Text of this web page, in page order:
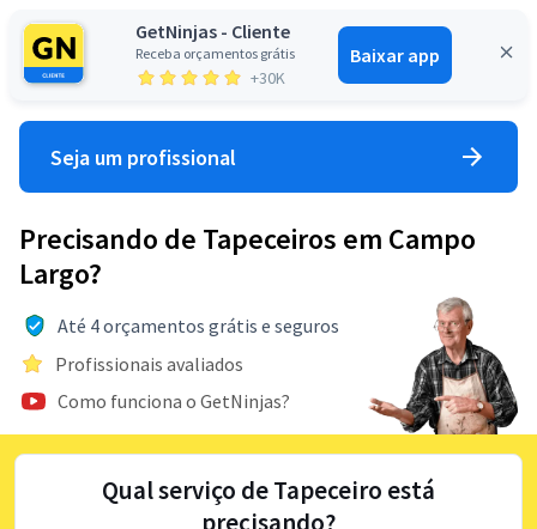
GetNinjas - Cliente
Receba orçamentos grátis
+30K
Baixar app
Entrar
Seja um profissional
Precisando de Tapeceiros em Campo
Largo?
Até 4 orçamentos grátis e seguros
Profissionais avaliados
Como funciona o GetNinjas?
Qual serviço de Tapeceiro está
precisando?